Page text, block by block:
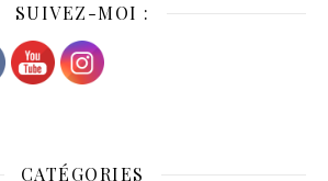
SUIVEZ-MOI :
CATÉGORIES